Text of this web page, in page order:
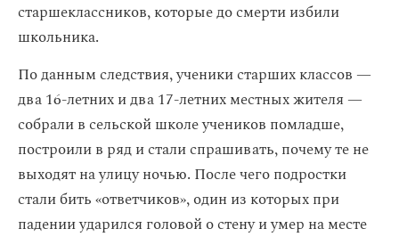
старшеклассников, которые до смерти избили
школьника.
По данным следствия, ученики старших классов —
два 16-летних и два 17-летних местных жителя —
собрали в сельской школе учеников помладше,
построили в ряд и стали спрашивать, почему те не
выходят на улицу ночью. После чего подростки
стали бить «ответчиков», один из которых при
падении ударился головой о стену и умер на месте